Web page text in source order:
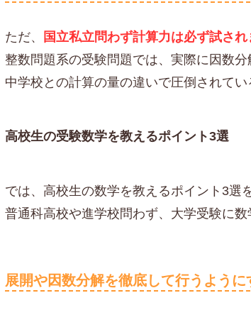
ただ、 国立私立問わず計算力は必ず試され
整数問題系の受験問題では、実際に因数
中学校との計算の量の違いで圧倒されて
高校生の受験数学を教えるポイント3選
では、高校生の数学を教えるポイント3選
普通科高校や進学校問わず、大学受験に
展開や因数分解を徹底して行うように